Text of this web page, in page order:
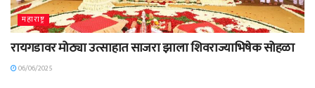
महाराष्ट्र
रायगडावर मोठ्या उत्साहात साजरा झाला शिवराज्याभिषेक सोहळा
06/06/2025